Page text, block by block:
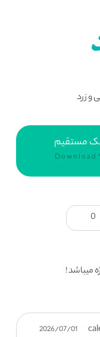
مستقیم
Download
0
میباشد !
2026/07/01